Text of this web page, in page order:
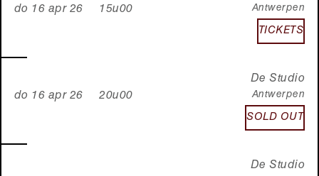
do 16 apr 26 15u00 Antwerpen
TICKETS
do 16 apr 26 20u00
De Studio
Antwerpen
SOLD OUT
De Studio